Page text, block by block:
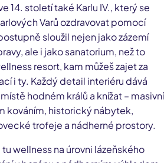
14. století také Karlu IV., který se
Varů ozdravovat pomocí
sloužil nejen jako zázemí
ale i jako sanatorium, než to
resort, kam můžeš zajet za
i ty. Každý detail interiéru dává
hodném králů a knížat – masivní
kováním, historický nábytek,
trofeje a nádherné prostory.
wellness na úrovni lázeňského